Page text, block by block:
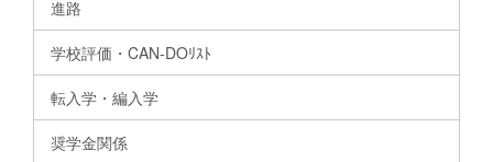
進路
学校評価・CAN-DOﾘｽﾄ
転入学・編入学
奨学金関係